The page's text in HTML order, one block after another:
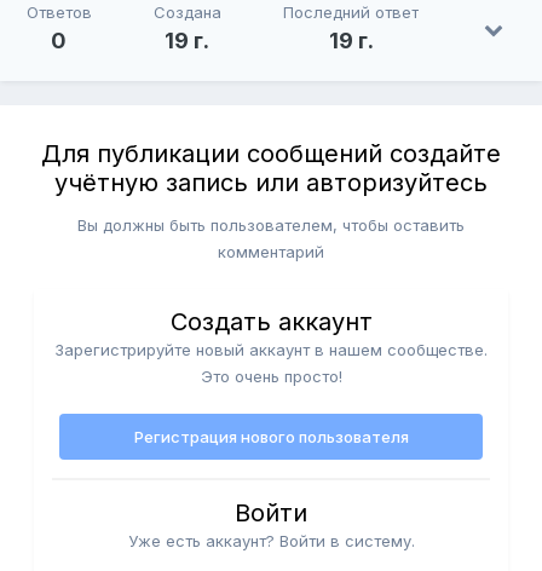
Ответов
0
Создана
19 г.
Последний ответ
19 г.
Для публикации сообщений создайте
учётную запись или авторизуйтесь
Вы должны быть пользователем, чтобы оставить
комментарий
Создать аккаунт
Зарегистрируйте новый аккаунт в нашем сообществе.
Это очень просто!
Регистрация нового пользователя
Войти
Уже есть аккаунт? Войти в систему.